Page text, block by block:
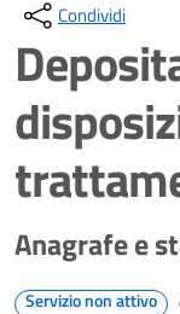
Condividi
Anagrafe e
Servizio non attivo